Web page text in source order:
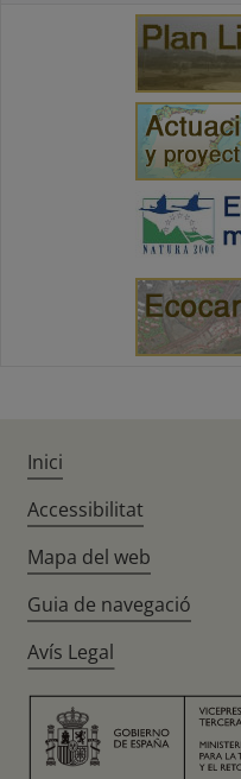
Inici
Accessibilitat
Mapa del web
Guia de navegació
Avís Legal